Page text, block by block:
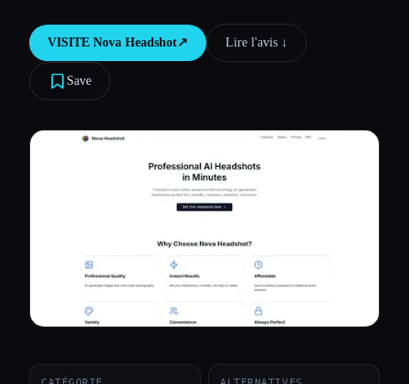
Comparer les outils
VISITE Nova Headshot↗︎ Lire l'avis ↓︎
Save